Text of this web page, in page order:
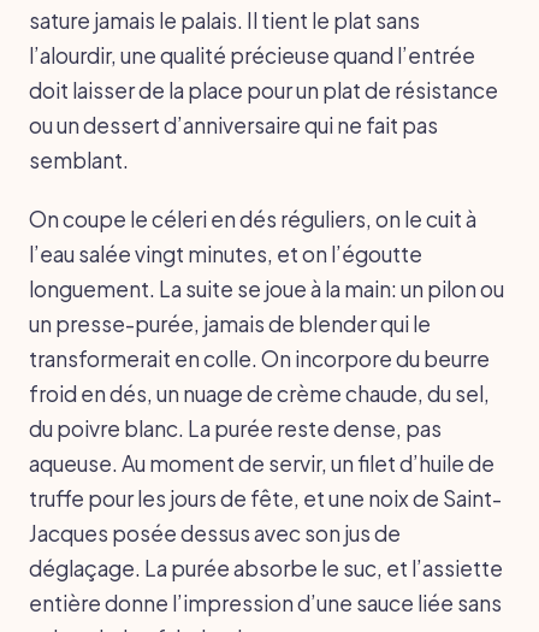
sature jamais le palais. Il tient le plat sans
l’alourdir, une qualité précieuse quand l’entrée
doit laisser de la place pour un plat de résistance
ou un dessert d’anniversaire qui ne fait pas
semblant.
On coupe le céleri en dés réguliers, on le cuit à
l’eau salée vingt minutes, et on l’égoutte
longuement. La suite se joue à la main: un pilon ou
un presse-purée, jamais de blender qui le
transformerait en colle. On incorpore du beurre
froid en dés, un nuage de crème chaude, du sel,
du poivre blanc. La purée reste dense, pas
aqueuse. Au moment de servir, un filet d’huile de
truffe pour les jours de fête, et une noix de Saint-
Jacques posée dessus avec son jus de
déglaçage. La purée absorbe le suc, et l’assiette
entière donne l’impression d’une sauce liée sans